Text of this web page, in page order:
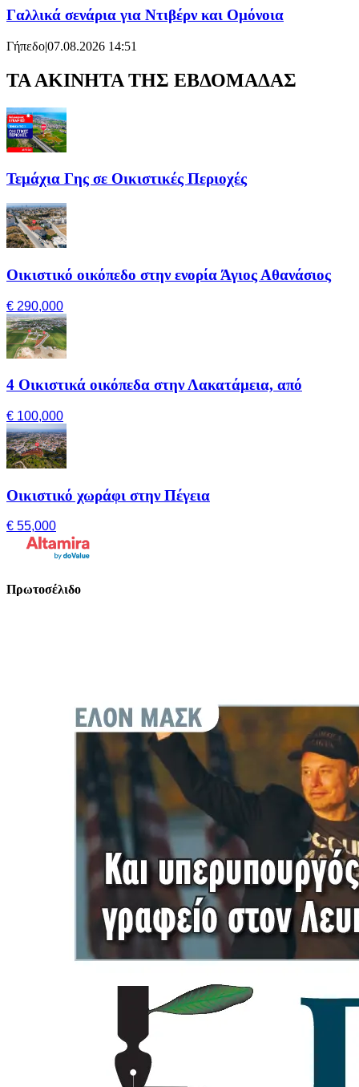
Γαλλικά σενάρια για Ντιβέρν και Ομόνοια
Γήπεδο|07.08.2026 14:51
ΤΑ ΑΚΙΝΗΤΑ ΤΗΣ ΕΒΔΟΜΑΔΑΣ
Τεμάχια Γης σε Οικιστικές Περιοχές
Οικιστικό οικόπεδο στην ενορία Άγιος Αθανάσιος
€ 290,000
4 Οικιστικά οικόπεδα στην Λακατάμεια, από
€ 100,000
Οικιστικό χωράφι στην Πέγεια
€ 55,000
Πρωτοσέλιδο